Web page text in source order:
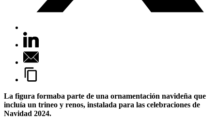
La figura formaba parte de una ornamentación navideña que
incluía un trineo y renos, instalada para las celebraciones de
Navidad 2024.